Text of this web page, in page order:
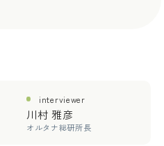
interviewer
川村 雅彦
オルタナ総研所長